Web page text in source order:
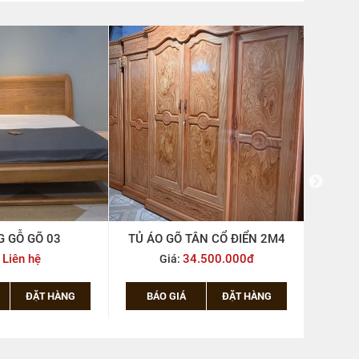
CỔ ĐIỂN 2M4
ĐẶT HÀNG
GIƯỜNG GỖ GÕ 02
Giá:Liên hệ
BÁO GIÁ ĐẶT HÀNG